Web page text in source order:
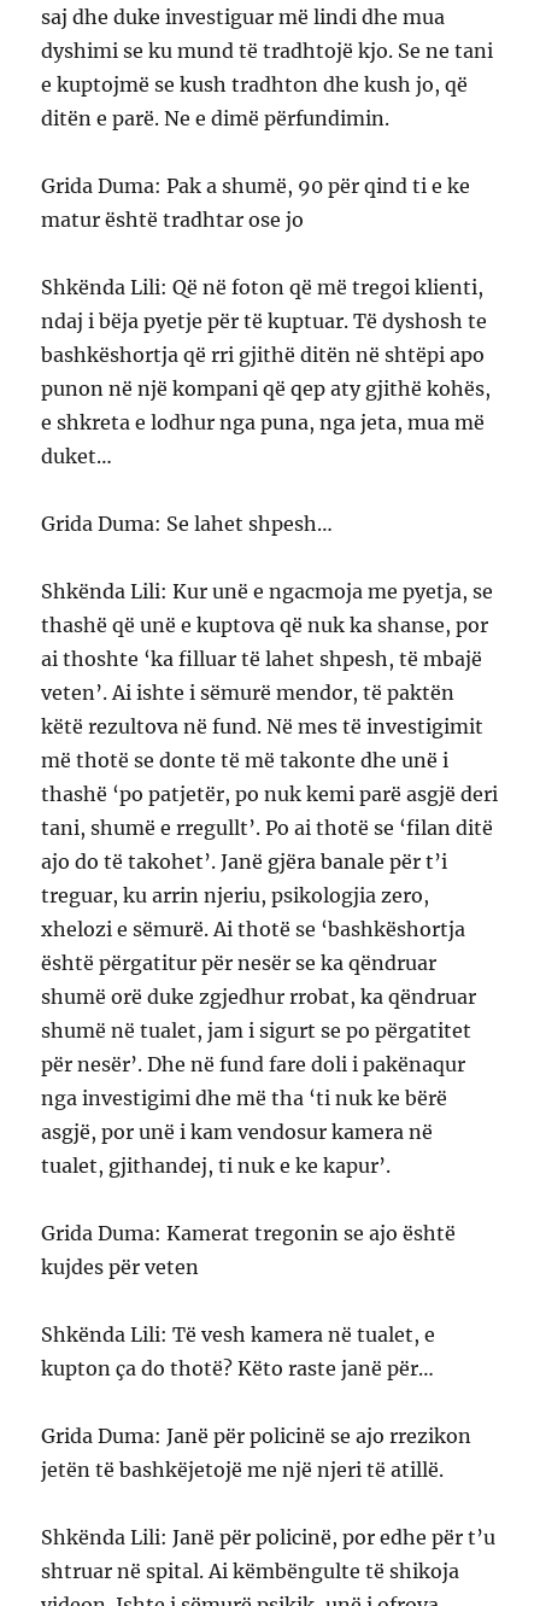
saj dhe duke investiguar më lindi dhe mua
dyshimi se ku mund të tradhtojë kjo. Se ne tani
e kuptojmë se kush tradhton dhe kush jo, që
ditën e parë. Ne e dimë përfundimin.
Grida Duma: Pak a shumë, 90 për qind ti e ke
matur është tradhtar ose jo
Shkënda Lili: Që në foton që më tregoi klienti,
ndaj i bëja pyetje për të kuptuar. Të dyshosh te
bashkëshortja që rri gjithë ditën në shtëpi apo
punon në një kompani që qep aty gjithë kohës,
e shkreta e lodhur nga puna, nga jeta, mua më
duket…
Grida Duma: Se lahet shpesh…
Shkënda Lili: Kur unë e ngacmoja me pyetja, se
thashë që unë e kuptova që nuk ka shanse, por
ai thoshte ‘ka filluar të lahet shpesh, të mbajë
veten’. Ai ishte i sëmurë mendor, të paktën
këtë rezultova në fund. Në mes të investigimit
më thotë se donte të më takonte dhe unë i
thashë ‘po patjetër, po nuk kemi parë asgjë deri
tani, shumë e rregullt’. Po ai thotë se ‘filan ditë
ajo do të takohet’. Janë gjëra banale për t’i
treguar, ku arrin njeriu, psikologjia zero,
xhelozi e sëmurë. Ai thotë se ‘bashkëshortja
është përgatitur për nesër se ka qëndruar
shumë orë duke zgjedhur rrobat, ka qëndruar
shumë në tualet, jam i sigurt se po përgatitet
për nesër’. Dhe në fund fare doli i pakënaqur
nga investigimi dhe më tha ‘ti nuk ke bërë
asgjë, por unë i kam vendosur kamera në
tualet, gjithandej, ti nuk e ke kapur’.
Grida Duma: Kamerat tregonin se ajo është
kujdes për veten
Shkënda Lili: Të vesh kamera në tualet, e
kupton ça do thotë? Këto raste janë për…
Grida Duma: Janë për policinë se ajo rrezikon
jetën të bashkëjetojë me një njeri të atillë.
Shkënda Lili: Janë për policinë, por edhe për t’u
shtruar në spital. Ai këmbëngulte të shikoja